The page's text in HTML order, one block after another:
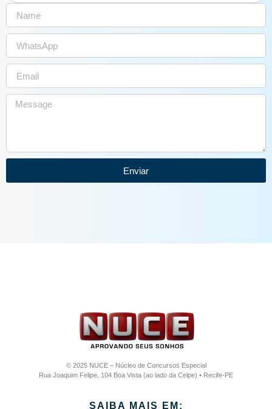
Enviar
© 2025 NUCE – Núcleo de Concursos Especial
Rua Joaquim Felipe, 104 Boa Vista (ao lado da Celpe) • Recife-PE
SAIBA MAIS EM: